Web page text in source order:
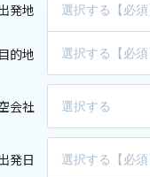
発地
目的地
会社
発日